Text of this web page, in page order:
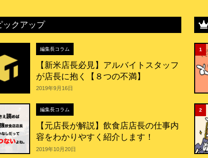
クアップ
編集長コラム
【新米店長必見】アルバイトスタッフ
が店長に抱く【８つの不満】
2019年9月16日
編集長コラム
【元店長が解説】飲食店店長の仕事内
容をわかりやすく紹介します！
2019年10月20日
1
2